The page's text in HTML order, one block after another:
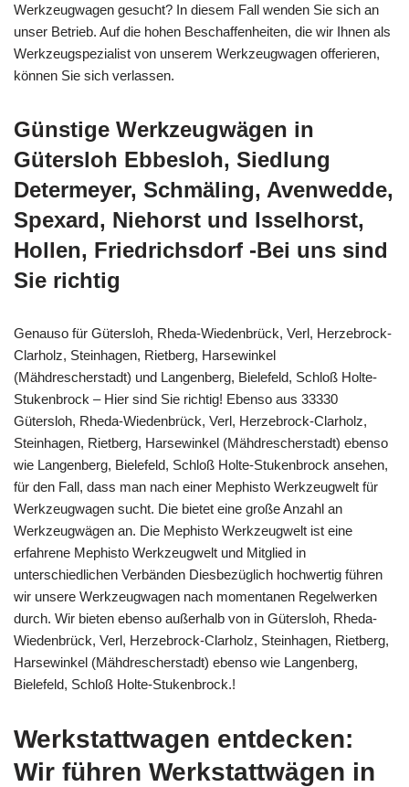
Werkzeugwagen gesucht? In diesem Fall wenden Sie sich an
unser Betrieb. Auf die hohen Beschaffenheiten, die wir Ihnen als
Werkzeugspezialist von unserem Werkzeugwagen offerieren,
können Sie sich verlassen.
Günstige Werkzeugwägen in
Gütersloh Ebbesloh, Siedlung
Determeyer, Schmäling, Avenwedde,
Spexard, Niehorst und Isselhorst,
Hollen, Friedrichsdorf -Bei uns sind
Sie richtig
Genauso für Gütersloh, Rheda-Wiedenbrück, Verl, Herzebrock-
Clarholz, Steinhagen, Rietberg, Harsewinkel
(Mähdrescherstadt) und Langenberg, Bielefeld, Schloß Holte-
Stukenbrock – Hier sind Sie richtig! Ebenso aus 33330
Gütersloh, Rheda-Wiedenbrück, Verl, Herzebrock-Clarholz,
Steinhagen, Rietberg, Harsewinkel (Mähdrescherstadt) ebenso
wie Langenberg, Bielefeld, Schloß Holte-Stukenbrock ansehen,
für den Fall, dass man nach einer Mephisto Werkzeugwelt für
Werkzeugwagen sucht. Die bietet eine große Anzahl an
Werkzeugwägen an. Die Mephisto Werkzeugwelt ist eine
erfahrene Mephisto Werkzeugwelt und Mitglied in
unterschiedlichen Verbänden Diesbezüglich hochwertig führen
wir unsere Werkzeugwagen nach momentanen Regelwerken
durch. Wir bieten ebenso außerhalb von in Gütersloh, Rheda-
Wiedenbrück, Verl, Herzebrock-Clarholz, Steinhagen, Rietberg,
Harsewinkel (Mähdrescherstadt) ebenso wie Langenberg,
Bielefeld, Schloß Holte-Stukenbrock.!
Werkstattwagen entdecken:
Wir führen Werkstattwägen in